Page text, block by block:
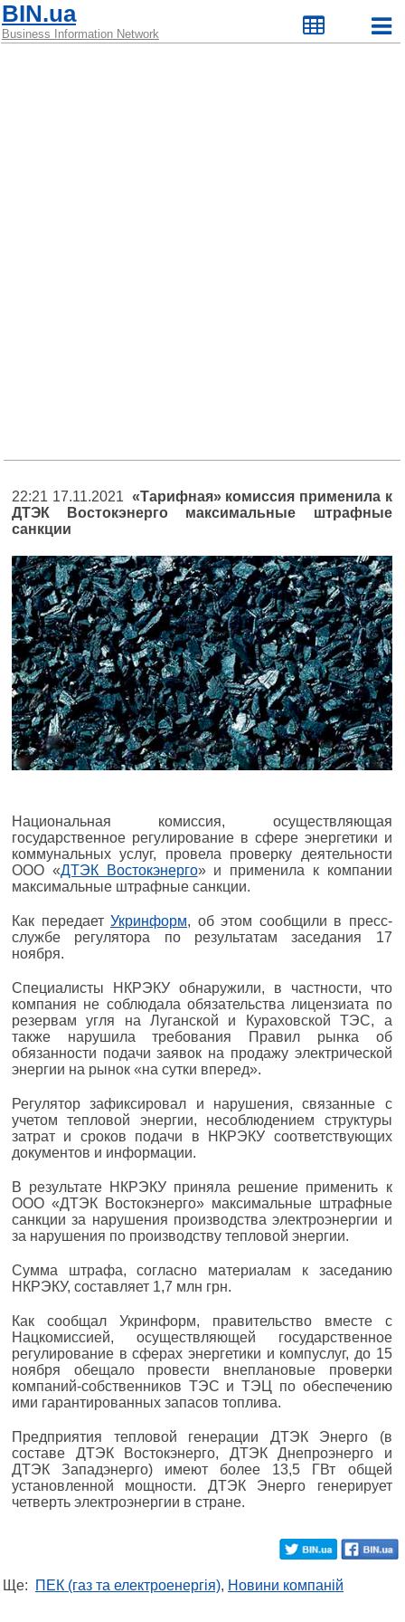
BIN.ua
Business Information Network
22:21 17.11.2021 «Тарифная» комиссия применила к
ДТЭК Востокэнерго максимальные штрафные
санкции
Национальная комиссия, осуществляющая
государственное регулирование в сфере энергетики и
коммунальных услуг, провела проверку деятельности
ООО «ДТЭК Востокэнерго» и применила к компании
максимальные штрафные санкции.
Как передаетУкринформ, об этом сообщили в пресс-
службе регулятора по результатам заседания 17
ноября.
Специалисты НКРЭКУ обнаружили, в частности, что
компания не соблюдала обязательства лицензиата по
резервам угля на Луганской и Кураховской ТЭС, а
также нарушила требования Правил рынка об
обязанности подачи заявок на продажу электрической
энергии на рынок «на сутки вперед».
Регулятор зафиксировал и нарушения, связанные с
учетом тепловой энергии, несоблюдением структуры
затрат и сроков подачи в НКРЭКУ соответствующих
документов и информации.
В результате НКРЭКУ приняла решение применить к
ООО «ДТЭК Востокэнерго» максимальные штрафные
санкции за нарушения производства электроэнергии и
за нарушения по производству тепловой энергии.
Сумма штрафа, согласно материалам к заседанию
НКРЭКУ, составляет 1,7 млн ​​грн.
Как сообщал Укринформ, правительство вместе с
Нацкомиссией, осуществляющей государственное
регулирование в сферах энергетики и компуслуг, до 15
ноября обещало провести внеплановые проверки
компаний-собственников ТЭС и ТЭЦ по обеспечению
ими гарантированных запасов топлива.
Предприятия тепловой генерации ДТЭК Энерго (в
составе ДТЭК Востокэнерго, ДТЭК Днепроэнерго и
ДТЭК Западэнерго) имеют более 13,5 ГВт общей
установленной мощности. ДТЭК Энерго генерирует
четверть электроэнергии в стране.
Ще: ПЕК (газ та електроенергія), Новини компаній